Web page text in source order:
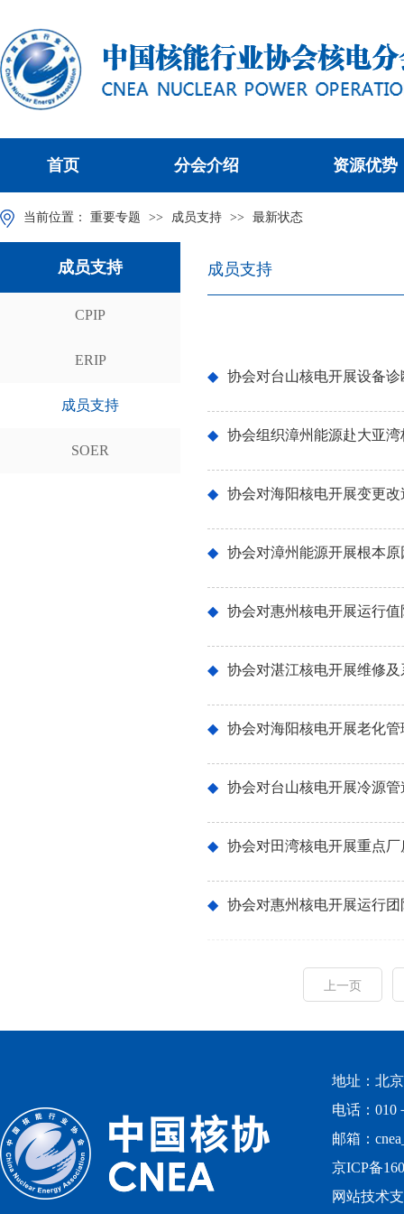
首页 分会介绍 资源优势
当前位置： 重要专题 >> 成员支持 >> 最新状态
成员支持
CPIP
ERIP
成员支持
SOER
成员支持
◆ 协会对台山核电开展设备
◆ 协会组织漳州能源赴大亚
◆ 协会对海阳核电开展变更
◆ 协会对漳州能源开展根本
◆ 协会对惠州核电开展运行
◆ 协会对湛江核电开展维修
◆ 协会对海阳核电开展老化
◆ 协会对台山核电开展冷源
◆ 协会对田湾核电开展重点
◆ 协会对惠州核电开展运行
上一页
地址：北
电话：010
邮箱：
京ICP备
网站技术